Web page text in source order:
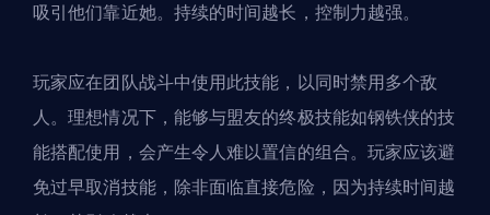
吸引他们靠近她。持续的时间越长，控制力越强。
玩家应在团队战斗中使用此技能，以同时禁用多个敌
人。理想情况下，能够与盟友的终极技能如钢铁侠的技
能搭配使用，会产生令人难以置信的组合。玩家应该避
免过早取消技能，除非面临直接危险，因为持续时间越